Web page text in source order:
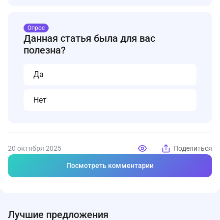
кабинет или по телефону.
Подать уточнённую декларацию или заявление на
исправление.
Данная статья была для вас
полезна?
Опрос
Да
Нет
20 октября 2025 Поделиться
Посмотреть комментарии
Лучшие предложения